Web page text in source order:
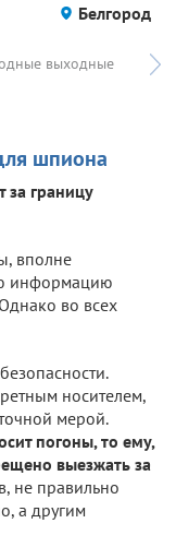
Белгород
выходные
шпиона
за границу
вполне
информацию
во всех
носителем,
мерой.
погоны, то ему,
выезжать за
не правильно
а другим